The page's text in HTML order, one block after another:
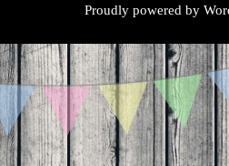
Proudly powered by